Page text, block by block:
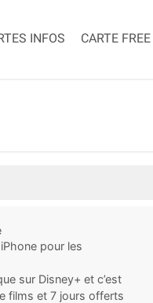
INFOS CARTE FREE
pour les
sur Disney+ et c’est
films et 7 jours offerts